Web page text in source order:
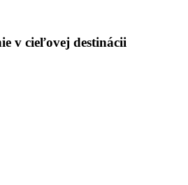
v cieľovej destinácii